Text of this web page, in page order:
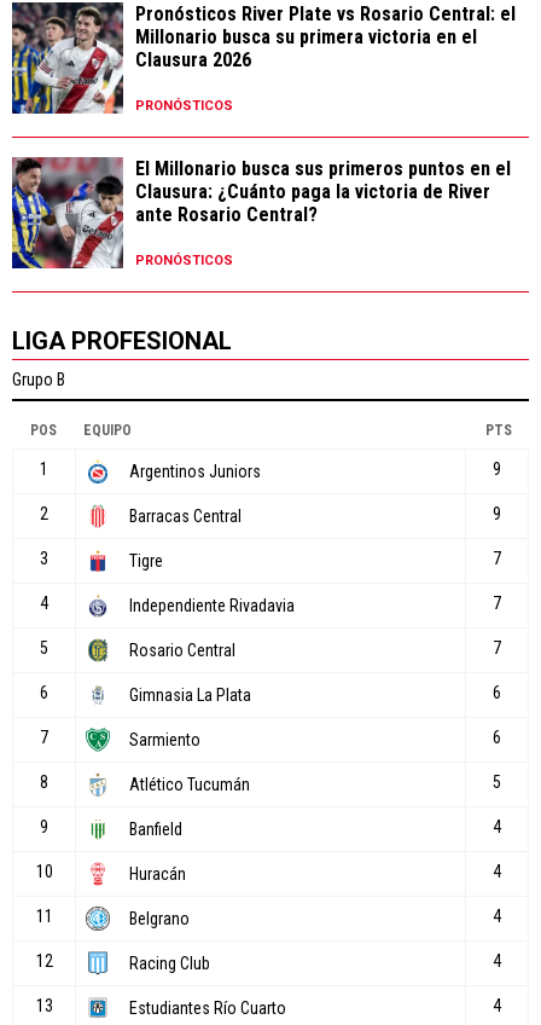
Pronósticos River Plate vs Rosario Central: el
Millonario busca su primera victoria en el
Clausura 2026
PRONÓSTICOS
El Millonario busca sus primeros puntos en el
Clausura: ¿Cuánto paga la victoria de River
ante Rosario Central?
PRONÓSTICOS
LIGA PROFESIONAL